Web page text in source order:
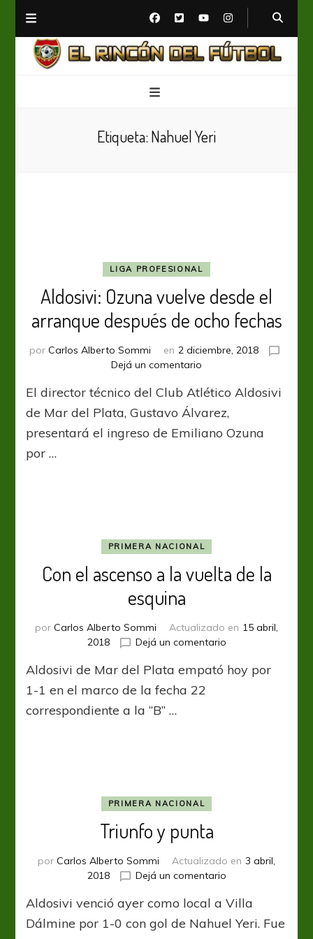
Etiqueta: Nahuel Yeri
LIGA PROFESIONAL
Aldosivi: Ozuna vuelve desde el
arranque después de ocho fechas
por Carlos Alberto Sommi en 2 diciembre, 2018
Dejá un comentario
Ozuna
vuelve
desde
el
El director técnico del Club Atlético Aldosivi
de Mar del Plata, Gustavo Álvarez,
presentará el ingreso de Emiliano Ozuna
por …
PRIMERA NACIONAL
Con el ascenso a la vuelta de la
esquina
por Carlos Alberto Sommi Actualizado en 15 abril,
2018
Dejá un comentarioen
el
Aldosivi de Mar del Plata empató hoy por
1-1 en el marco de la fecha 22
correspondiente a la “B” …
PRIMERA NACIONAL
Triunfo y punta
por Carlos Alberto Sommi Actualizado en 3 abril,
2018
Dejá un comentarioen
y
punta
Aldosivi venció ayer como local a Villa
Dálmine por 1-0 con gol de Nahuel Yeri. Fue